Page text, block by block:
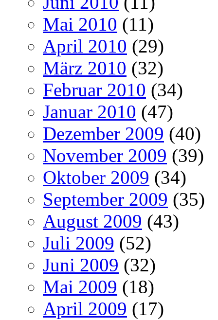
Mai 2010 (11)
April 2010 (29)
März 2010 (32)
Februar 2010 (34)
Januar 2010 (47)
Dezember 2009 (40)
November 2009 (39)
Oktober 2009 (34)
September 2009 (35)
August 2009 (43)
Juli 2009 (52)
Juni 2009 (32)
Mai 2009 (18)
April 2009 (17)